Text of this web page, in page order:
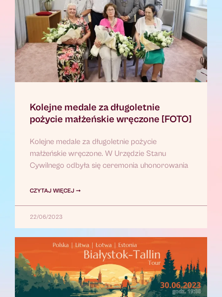
Kolejne medale za długoletnie
pożycie małżeńskie wręczone [FOTO]
Kolejne medale za długoletnie pożycie
małżeńskie wręczone. W Urzędzie Stanu
Cywilnego odbyła się ceremonia uhonorowania
CZYTAJ WIĘCEJ ➞
22/06/2023